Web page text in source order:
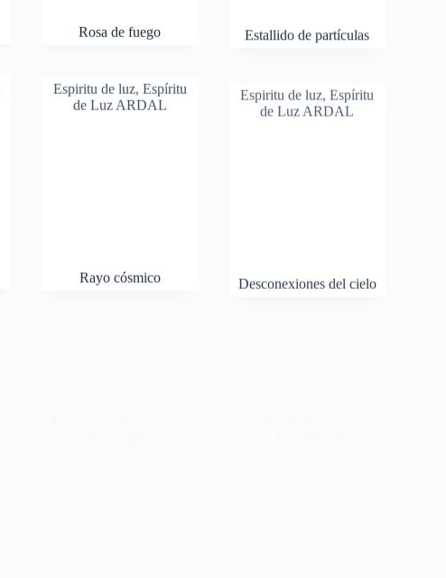
Rosa de fuego Estallido de partículas
Espiritu de luz Espíritu
de Luz ARDAL
Rayo cósmico
Espiritu de luz ,Espíritu
de Luz ARDAL
Desconexiones del cielo